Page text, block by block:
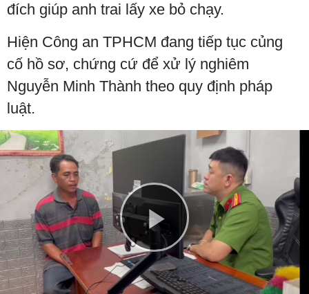
đích giúp anh trai lấy xe bỏ chạy.
Hiện Công an TPHCM đang tiếp tục củng
cố hồ sơ, chứng cứ để xử lý nghiêm
Nguyễn Minh Thành theo quy định pháp
luật.
Play